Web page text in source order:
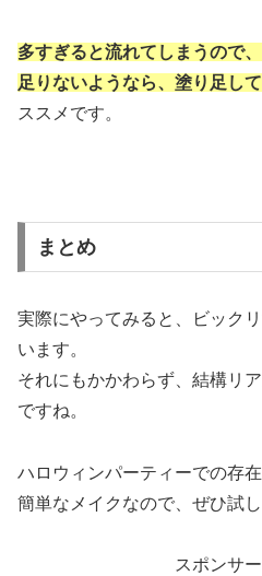
多すぎると流れてしまうので
足りないようなら、塗り足し
ススメです。
まとめ
実際にやってみると、ビック
います。
それにもかかわらず、結構リ
ですね。
ハロウィンパーティーでの存
簡単なメイクなので、ぜひ試し
スポンサ